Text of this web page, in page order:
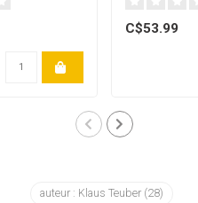
C$53.99
auteur : Klaus Teuber (28)